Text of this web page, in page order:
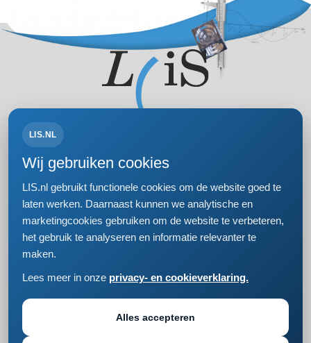
Volg ons op:
Bezoek- en postadres
Einsteinweg 61
2333 CC Leiden
+31 (0)71 5681168
Privacy- en cookieverklaring
Responsible disclosure
LIS.NL
Wij gebruiken cookies
LIS.nl gebruikt functionele cookies om de website goed te
laten werken. Daarnaast kunnen we analytische en
marketingcookies gebruiken om de website te verbeteren,
het gebruik te analyseren en informatie relevanter te
maken.
Lees meer in onze privacy- en cookieverklaring.
Alles accepteren